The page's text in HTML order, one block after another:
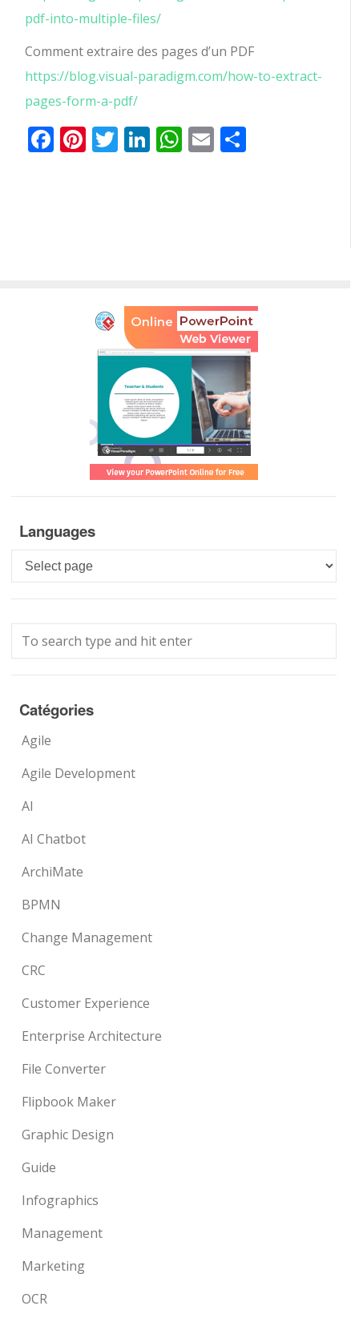
pdf-into-multiple-files/
Comment extraire des pages d’un PDF
https://blog.visual-paradigm.com/how-to-extract-
pages-form-a-pdf/
Facebook
Pinterest
Twitter
LinkedIn
WhatsApp
Email
Languages
Languages
Catégories
Agile
Agile Development
AI
AI Chatbot
ArchiMate
BPMN
Change Management
CRC
Customer Experience
Enterprise Architecture
File Converter
Flipbook Maker
Graphic Design
Guide
Infographics
Management
Marketing
OCR